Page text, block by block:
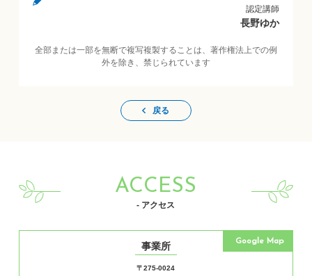
認定講師
長野ゆか
全部または一部を無断で複写複製することは、著作権法上での例
外を除き、禁じられています
戻る
ACCESS
- アクセス
事業所
〒275-0024
Google Map